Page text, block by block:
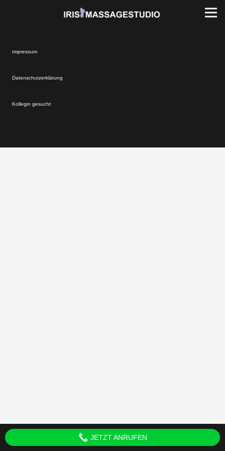
Impressum
Datenschutzerklärung
Kollegin gesucht
JETZT ANRUFEN